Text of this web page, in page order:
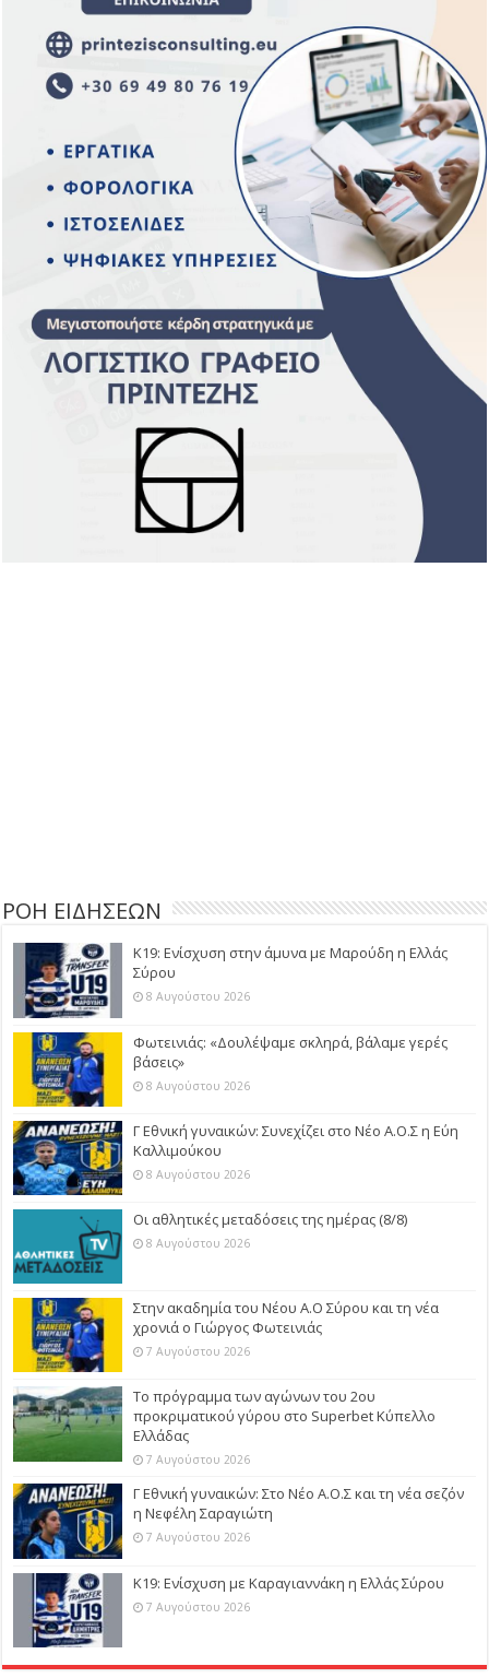
ΡΟΗ ΕΙΔΗΣΕΩΝ
Κ19: Ενίσχυση στην άμυνα με Μαρούδη η Ελλάς
Σύρου
8 Αυγούστου 2026
Φωτεινιάς: «Δουλέψαμε σκληρά, βάλαμε γερές
βάσεις»
8 Αυγούστου 2026
Γ Εθνική γυναικών: Συνεχίζει στο Νέο Α.Ο.Σ η Εύη
Καλλιμούκου
8 Αυγούστου 2026
Οι αθλητικές μεταδόσεις της ημέρας (8/8)
8 Αυγούστου 2026
Στην ακαδημία του Νέου Α.Ο Σύρου και τη νέα
χρονιά ο Γιώργος Φωτεινιάς
7 Αυγούστου 2026
Το πρόγραμμα των αγώνων του 2ου
προκριματικού γύρου στο Superbet Κύπελλο
Ελλάδας
7 Αυγούστου 2026
Γ Εθνική γυναικών: Στο Νέο Α.Ο.Σ και τη νέα σεζόν
η Νεφέλη Σαραγιώτη
7 Αυγούστου 2026
Κ19: Ενίσχυση με Καραγιαννάκη η Ελλάς Σύρου
7 Αυγούστου 2026